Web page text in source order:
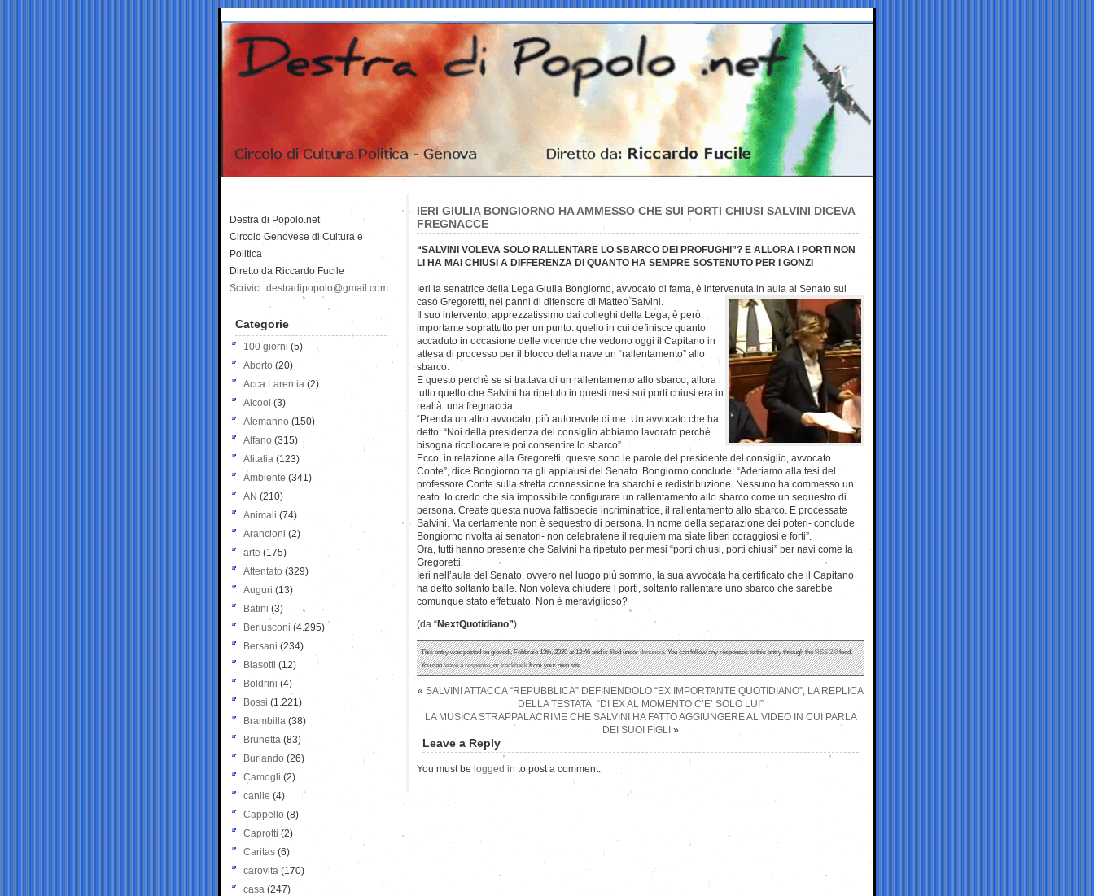
IERI GIULIA BONGIORNO HA AMMESSO CHE SUI PORTI CHIUSI SALVINI DICEVA
FREGNACCE
“SALVINI VOLEVA SOLO RALLENTARE LO SBARCO DEI PROFUGHI”? E ALLORA I PORTI NON
LI HA MAI CHIUSI A DIFFERENZA DI QUANTO HA SEMPRE SOSTENUTO PER I GONZI
Ieri la senatrice della Lega Giulia Bongiorno, avvocato di fama, è intervenuta in aula al Senato sul
caso Gregoretti, nei panni di difensore di Matteo Salvini.
Il suo intervento, apprezzatissimo dai colleghi della Lega, è però
importante soprattutto per un punto: quello in cui definisce quanto
accaduto in occasione delle vicende che vedono oggi il Capitano in
attesa di processo per il blocco della nave un “rallentamento” allo
sbarco.
E questo perchè se si trattava di un rallentamento allo sbarco, allora
tutto quello che Salvini ha ripetuto in questi mesi sui porti chiusi era in
realtà una fregnaccia.
“Prenda un altro avvocato, più autorevole di me. Un avvocato che ha
detto: “Noi della presidenza del consiglio abbiamo lavorato perchè
bisogna ricollocare e poi consentire lo sbarco”.
Ecco, in relazione alla Gregoretti, queste sono le parole del presidente del consiglio, avvocato
Conte”, dice Bongiorno tra gli applausi del Senato. Bongiorno conclude: “Aderiamo alla tesi del
professore Conte sulla stretta connessione tra sbarchi e redistribuzione. Nessuno ha commesso un
reato. Io credo che sia impossibile configurare un rallentamento allo sbarco come un sequestro di
persona. Create questa nuova fattispecie incriminatrice, il rallentamento allo sbarco. E processate
Salvini. Ma certamente non è sequestro di persona. In nome della separazione dei poteri- conclude
Bongiorno rivolta ai senatori- non celebratene il requiem ma siate liberi coraggiosi e forti”.
Ora, tutti hanno presente che Salvini ha ripetuto per mesi “porti chiusi, porti chiusi” per navi come la
Gregoretti.
Ieri nell’aula del Senato, ovvero nel luogo più sommo, la sua avvocata ha certificato che il Capitano
ha detto soltanto balle. Non voleva chiudere i porti, soltanto rallentare uno sbarco che sarebbe
comunque stato effettuato. Non è meraviglioso?
(da “NextQuotidiano”)
This entry was posted on giovedì, Febbraio 13th, 2020 at 12:46 and is filed underdenuncia. You can follow any responses to this entry through theRSS 2.0feed.
You canleave a response, ortrackbackfrom your own site.
« SALVINI ATTACCA “REPUBBLICA” DEFINENDOLO “EX IMPORTANTE QUOTIDIANO”, LA REPLICA
DELLA TESTATA: “DI EX AL MOMENTO C’E’ SOLO LUI”
LA MUSICA STRAPPALACRIME CHE SALVINI HA FATTO AGGIUNGERE AL VIDEO IN CUI PARLA
DEI SUOI FIGLI »
Leave a Reply
You must be logged in to post a comment.
Destra di Popolo.net
Circolo Genovese di Cultura e
Politica
Diretto da Riccardo Fucile
Scrivici: destradipopolo@gmail.com
Categorie
100 giorni (5)
Aborto (20)
Acca Larentia (2)
Alcool (3)
Alemanno (150)
Alfano (315)
Alitalia (123)
Ambiente (341)
AN (210)
Animali (74)
Arancioni (2)
arte (175)
Attentato (329)
Auguri (13)
Batini (3)
Berlusconi (4.295)
Bersani (234)
Biasotti (12)
Boldrini (4)
Bossi (1.221)
Brambilla (38)
Brunetta (83)
Burlando (26)
Camogli (2)
canile (4)
Cappello (8)
Caprotti (2)
Caritas (6)
carovita (170)
casa (247)